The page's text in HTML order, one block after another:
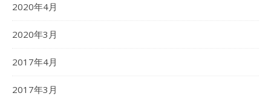
2020年4月
2020年3月
2017年4月
2017年3月